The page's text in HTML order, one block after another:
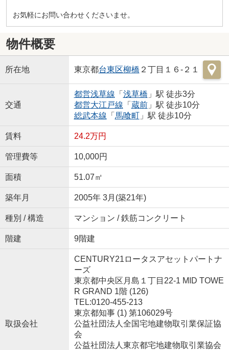
お気軽にお問い合わせくださいませ。
物件概要
所在地 東京都台東区柳橋 ２丁目１６-２１
交通
都営浅草線 「 浅草橋 」駅 徒歩3分
都営大江戸線 「 蔵前」駅 徒歩10分
総武本線 「 馬喰町」駅 徒歩10分
賃料 24.2万円
管理費等 10,000円
面積 51.07㎡
築年月 2005年 3月(築21年)
種別 / 構造 マンション / 鉄筋コンクリート
階建 9階建
取扱会社
CENTURY21ロータスアセットパートナ
ーズ
東京都中央区月島１丁目22-1 MID TOWE
R GRAND 1階 (126)
TEL:0120-455-213
東京都知事 (1) 第106029号
公益社団法人全国宅地建物取引業保証協
会
公益社団法人東京都宅地建物取引業協会